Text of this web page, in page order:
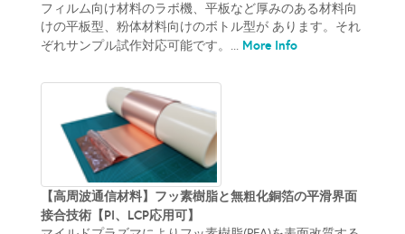
フィルム向け材料のラボ機、平板など厚みのある材料向
けの平板型、粉体材料向けのボトル型が あります。それ
ぞれサンプル試作対応可能です。... More Info
【高周波通信材料】フッ素樹脂と無粗化銅箔の平滑界面
接合技術【PI、LCP応用可】